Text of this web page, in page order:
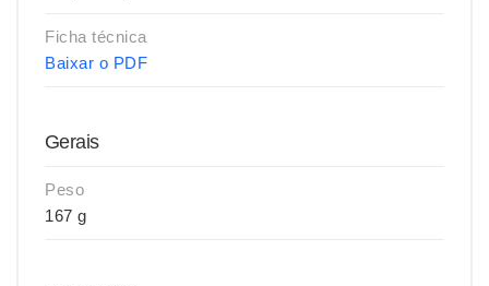
Ficha técnica
Baixar o PDF
Gerais
Peso
167 g